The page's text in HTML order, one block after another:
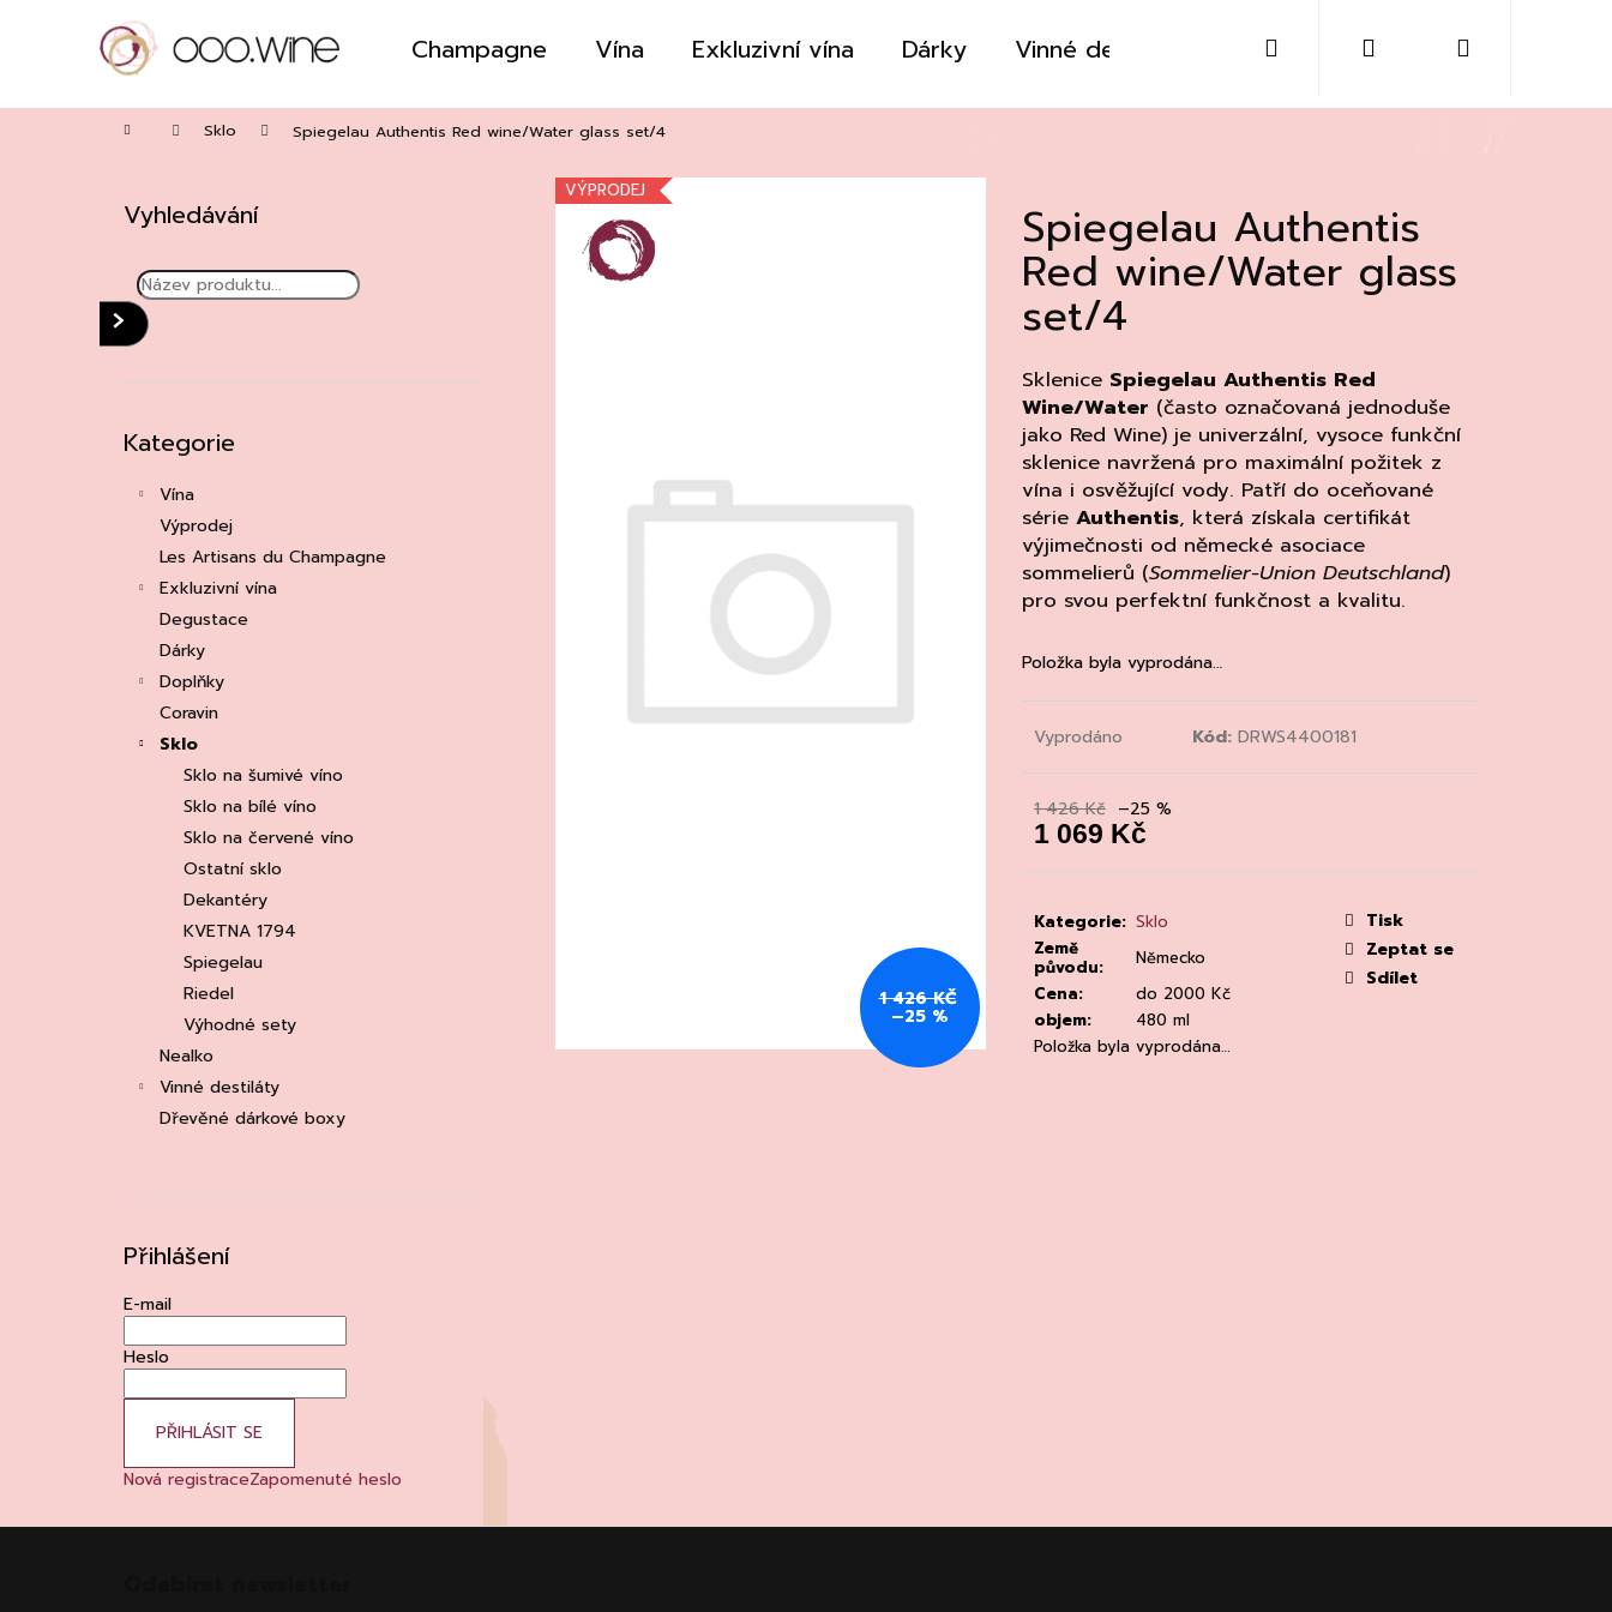
Champagne Vína Exkluzivní vína Dárky Vinné destiláty Sklo Doplňky Kontakt
Přihlášení
Domů Sklo Spiegelau Authentis Red wine/Water glass set/4
r
a
n
Vyhledávání
HLEDAT
kategorie
Kategorie
Vína
Výprodej
Les Artisans du Champagne
Exkluzivní vína
Degustace
Dárky
Doplňky
Coravin
Sklo
Sklo na šumivé víno
Sklo na bílé víno
Sklo na červené víno
Ostatní sklo
Dekantéry
KVETNA 1794
Spiegelau
Riedel
Výhodné sety
Nealko
Vinné destiláty
Dřevěné dárkové boxy
Přihlášení
E-mail
Heslo
PŘIHLÁSIT SE
Nová registraceZapomenuté heslo
Spiegelau Authentis
Red wine/Water glass
set/4
Sklenice Spiegelau Authentis Red
Wine/Water (často označovaná jednoduše
jako Red Wine) je univerzální, vysoce funkční
sklenice navržená pro maximální požitek z
vína i osvěžující vody. Patří do oceňované
série Authentis, která získala certifikát
výjimečnosti od německé asociace
sommelierů (Sommelier-Union Deutschland)
pro svou perfektní funkčnost a kvalitu.
Položka byla vyprodána…
Vyprodáno Kód: DRWS4400181
1 426 Kč –25 %
1 069 Kč
cena:
Kategorie: Sklo
Země
původu:
Německo
Cena:
do 2000 Kč
objem:
480 ml
Položka byla vyprodána…
Tisk
Zeptat se
Sdílet
VÝPRODEJ
1 426 KČ
–25 %
Zpět
Co potřebujete najít?
Následující
ASOLO PROSECCO SUPERIORE DOCG
BRUT, MARTIGNAGO
253 Kč
Původně: 335 Kč
DEGUSTACE DOMAINE 'ALZIPRATU
Z